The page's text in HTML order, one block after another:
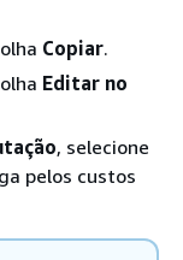
Copiar.
Editar no
, selecione
pelos custos